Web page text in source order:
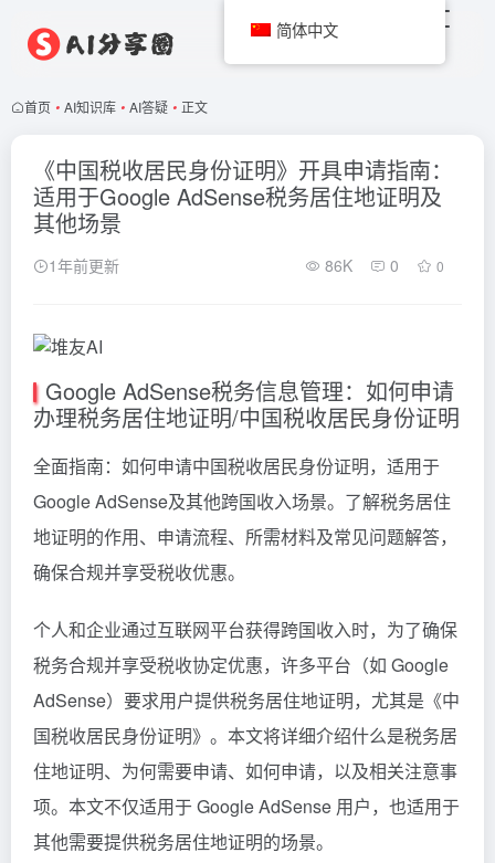
首页 • AI知识库 • AI答疑 • 正文
《中国税收居民身份证明》开具申请指南：
适用于Google AdSense税务居住地证明及
其他场景
1年前更新 86K 0 0
Google AdSense税务信息管理：如何申请
办理税务居住地证明/中国税收居民身份证明
全面指南：如何申请中国税收居民身份证明，适用于
Google AdSense及其他跨国收入场景。了解税务居住
地证明的作用、申请流程、所需材料及常见问题解答，
确保合规并享受税收优惠。
个人和企业通过互联网平台获得跨国收入时，为了确保
税务合规并享受税收协定优惠，许多平台（如 Google
AdSense）要求用户提供税务居住地证明，尤其是《中
国税收居民身份证明》。本文将详细介绍什么是税务居
住地证明、为何需要申请、如何申请，以及相关注意事
项。本文不仅适用于 Google AdSense 用户，也适用于
其他需要提供税务居住地证明的场景。
简体中文